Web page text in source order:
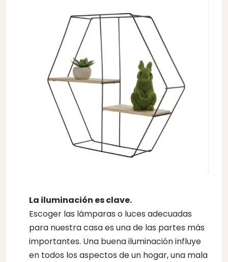
La iluminación es clave.
Escoger las lámparas o luces adecuadas
para nuestra casa es una de las partes más
importantes. Una buena iluminación influye
en todos los aspectos de un hogar, una mala